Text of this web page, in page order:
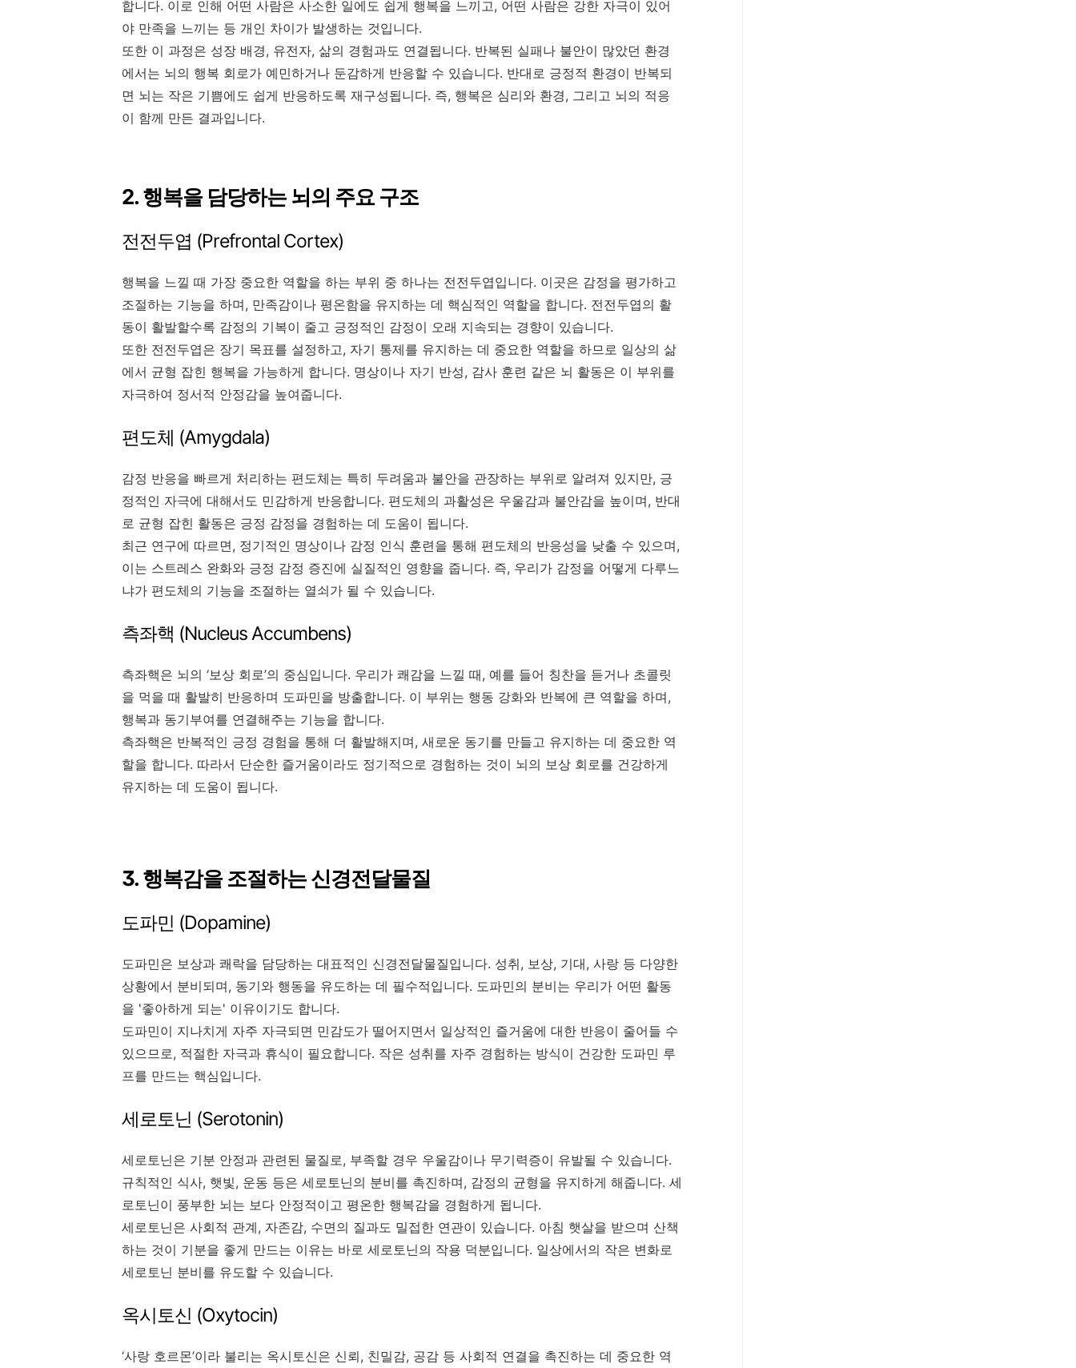
합니다. 이로 인해 어떤 사람은 사소한 일에도 쉽게 행복을 느끼고, 어떤 사람은 강한 자극이 있어
야 만족을 느끼는 등 개인 차이가 발생하는 것입니다.
또한 이 과정은 성장 배경, 유전자, 삶의 경험과도 연결됩니다. 반복된 실패나 불안이 많았던 환경
에서는 뇌의 행복 회로가 예민하거나 둔감하게 반응할 수 있습니다. 반대로 긍정적 환경이 반복되
면 뇌는 작은 기쁨에도 쉽게 반응하도록 재구성됩니다. 즉, 행복은 심리와 환경, 그리고 뇌의 적응
이 함께 만든 결과입니다.
2. 행복을 담당하는 뇌의 주요 구조
전전두엽 (Prefrontal Cortex)
행복을 느낄 때 가장 중요한 역할을 하는 부위 중 하나는 전전두엽입니다. 이곳은 감정을 평가하고
조절하는 기능을 하며, 만족감이나 평온함을 유지하는 데 핵심적인 역할을 합니다. 전전두엽의 활
동이 활발할수록 감정의 기복이 줄고 긍정적인 감정이 오래 지속되는 경향이 있습니다.
또한 전전두엽은 장기 목표를 설정하고, 자기 통제를 유지하는 데 중요한 역할을 하므로 일상의 삶
에서 균형 잡힌 행복을 가능하게 합니다. 명상이나 자기 반성, 감사 훈련 같은 뇌 활동은 이 부위를
자극하여 정서적 안정감을 높여줍니다.
편도체 (Amygdala)
감정 반응을 빠르게 처리하는 편도체는 특히 두려움과 불안을 관장하는 부위로 알려져 있지만, 긍
정적인 자극에 대해서도 민감하게 반응합니다. 편도체의 과활성은 우울감과 불안감을 높이며, 반대
로 균형 잡힌 활동은 긍정 감정을 경험하는 데 도움이 됩니다.
최근 연구에 따르면, 정기적인 명상이나 감정 인식 훈련을 통해 편도체의 반응성을 낮출 수 있으며,
이는 스트레스 완화와 긍정 감정 증진에 실질적인 영향을 줍니다. 즉, 우리가 감정을 어떻게 다루느
냐가 편도체의 기능을 조절하는 열쇠가 될 수 있습니다.
측좌핵 (Nucleus Accumbens)
측좌핵은 뇌의 ‘보상 회로’의 중심입니다. 우리가 쾌감을 느낄 때, 예를 들어 칭찬을 듣거나 초콜릿
을 먹을 때 활발히 반응하며 도파민을 방출합니다. 이 부위는 행동 강화와 반복에 큰 역할을 하며,
행복과 동기부여를 연결해주는 기능을 합니다.
측좌핵은 반복적인 긍정 경험을 통해 더 활발해지며, 새로운 동기를 만들고 유지하는 데 중요한 역
할을 합니다. 따라서 단순한 즐거움이라도 정기적으로 경험하는 것이 뇌의 보상 회로를 건강하게
유지하는 데 도움이 됩니다.
3. 행복감을 조절하는 신경전달물질
도파민 (Dopamine)
도파민은 보상과 쾌락을 담당하는 대표적인 신경전달물질입니다. 성취, 보상, 기대, 사랑 등 다양한
상황에서 분비되며, 동기와 행동을 유도하는 데 필수적입니다. 도파민의 분비는 우리가 어떤 활동
을 '좋아하게 되는' 이유이기도 합니다.
도파민이 지나치게 자주 자극되면 민감도가 떨어지면서 일상적인 즐거움에 대한 반응이 줄어들 수
있으므로, 적절한 자극과 휴식이 필요합니다. 작은 성취를 자주 경험하는 방식이 건강한 도파민 루
프를 만드는 핵심입니다.
세로토닌 (Serotonin)
세로토닌은 기분 안정과 관련된 물질로, 부족할 경우 우울감이나 무기력증이 유발될 수 있습니다.
규칙적인 식사, 햇빛, 운동 등은 세로토닌의 분비를 촉진하며, 감정의 균형을 유지하게 해줍니다. 세
로토닌이 풍부한 뇌는 보다 안정적이고 평온한 행복감을 경험하게 됩니다.
세로토닌은 사회적 관계, 자존감, 수면의 질과도 밀접한 연관이 있습니다. 아침 햇살을 받으며 산책
하는 것이 기분을 좋게 만드는 이유는 바로 세로토닌의 작용 덕분입니다. 일상에서의 작은 변화로
세로토닌 분비를 유도할 수 있습니다.
옥시토신 (Oxytocin)
‘사랑 호르몬’이라 불리는 옥시토신은 신뢰, 친밀감, 공감 등 사회적 연결을 촉진하는 데 중요한 역